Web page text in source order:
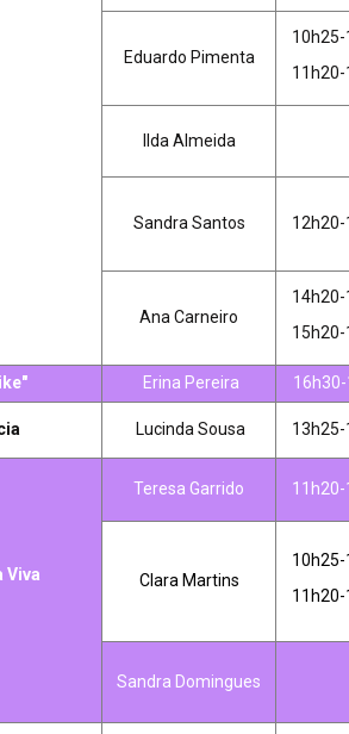
Eduardo Pimenta
Ilda Almeida
Sandra Santos
Ana Carneiro
Erina Pereira
Lucinda Sousa
Viva
Teresa Garrido
Clara Martins
Sandra Domingues